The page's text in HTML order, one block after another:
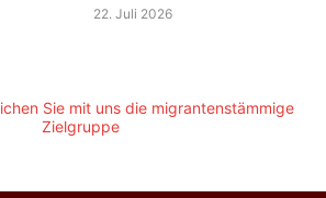
22. Juli 2026